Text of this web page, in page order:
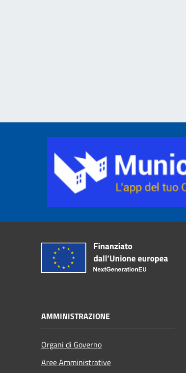
AMMINISTRAZIONE
Organi di Governo
Aree Amministrative